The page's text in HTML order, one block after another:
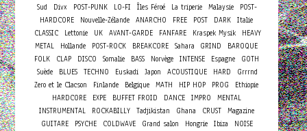
Sud
Divx POST-PUNK LO-FI Îles Féroé La triperie Malaysie
POST-
HARDCORE
Nouvelle-Zélande ANARCHO FREE POST DARK
Italie
CLASSIC
Lettonie UK AVANT-GARDE FANFARE Kraspek Mysik
HEAVY
METAL
Hollande POST-ROCK BREAKCORE Sahara GRIND
BAROQUE
FOLK
CLAP DISCO Somalie BASS Norvège INTENSE Espagne
GOTH
Suède
BLUES TECHNO Euskadi Japon ACOUSTIQUE HARD
Grrrnd
Zero et le Clacson
Finlande Belgique MATH HIP HOP PROG
Ethiopie
HARDCORE
EXPE BUFFET FROID DANCE IMPRO
MENTAL
INSTRUMENTAL
ROCKABILLY Tadjikistan Ghana CRUST Magazine
GUITARE
PSYCHE COLDWAVE Grand salon Hongrie Ibiza
NOISE